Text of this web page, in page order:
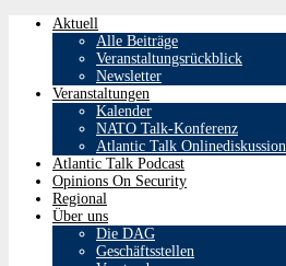
Aktuell
Alle Beiträge
Veranstaltungsrückblick
Newsletter
Veranstaltungen
Kalender
NATO Talk-Konferenz
Atlantic Talk Onlinediskussion
Atlantic Talk Podcast
Opinions On Security
Regional
Über uns
Die DAG
Geschäftsstellen